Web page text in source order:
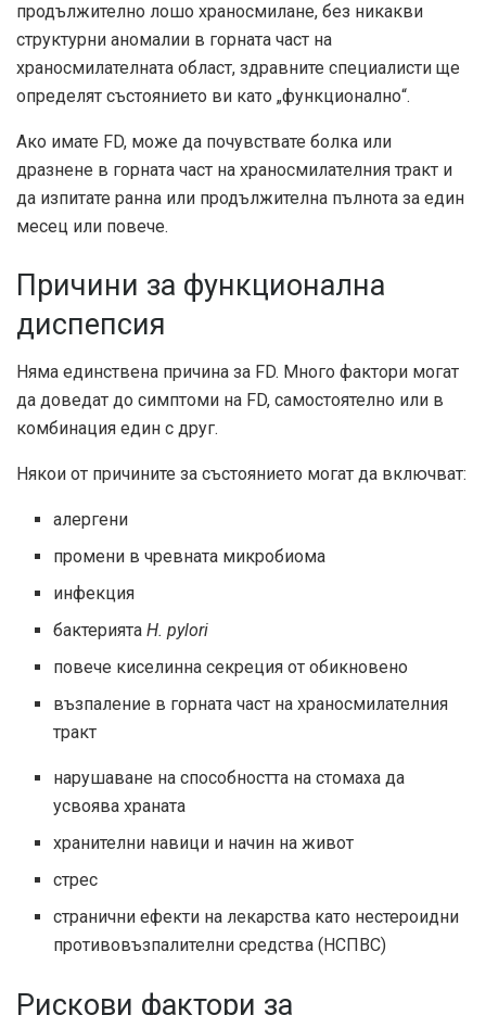
продължително лошо храносмилане, без никакви
структурни аномалии в горната част на
храносмилателната област, здравните специалисти ще
определят състоянието ви като „функционално“.
Ако имате FD, може да почувствате болка или
дразнене в горната част на храносмилателния тракт и
да изпитате ранна или продължителна пълнота за един
месец или повече.
Причини за функционална
диспепсия
Няма единствена причина за FD. Много фактори могат
да доведат до симптоми на FD, самостоятелно или в
комбинация един с друг.
Някои от причините за състоянието могат да включват:
алергени
промени в чревната микробиома
инфекция
бактериятаH. pylori
повече киселинна секреция от обикновено
възпаление в горната част на храносмилателния
тракт
нарушаване на способността на стомаха да
усвоява храната
хранителни навици и начин на живот
стрес
странични ефекти на лекарства като нестероидни
противовъзпалителни средства (НСПВС)
Рискови фактори за